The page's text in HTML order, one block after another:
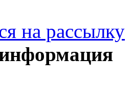
на рассылку